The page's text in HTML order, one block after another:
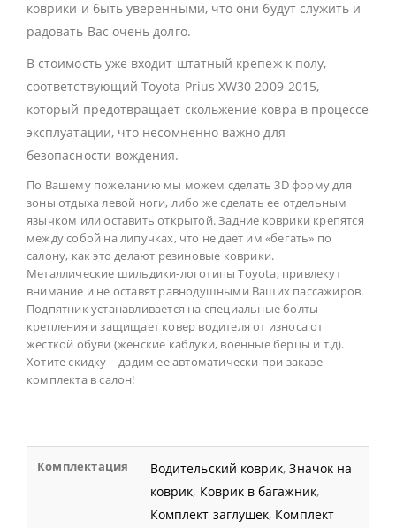
коврики и быть уверенными, что они будут служить и
радовать Вас очень долго.
В стоимость уже входит штатный крепеж к полу,
соответствующий Toyota Prius XW30 2009-2015,
который предотвращает скольжение ковра в процессе
эксплуатации, что несомненно важно для
безопасности вождения.
По Вашему пожеланию мы можем сделать 3D форму для
зоны отдыха левой ноги, либо же сделать ее отдельным
язычком или оставить открытой. Задние коврики крепятся
между собой на липучках, что не дает им «бегать» по
салону, как это делают резиновые коврики.
Металлические шильдики-логотипы Toyota, привлекут
внимание и не оставят равнодушными Ваших пассажиров.
Подпятник устанавливается на специальные болты-
крепления и защищает ковер водителя от износа от
жесткой обуви (женские каблуки, военные берцы и т.д).
Хотите скидку – дадим ее автоматически при заказе
комплекта в салон!
Комплектация Водительский коврик,Значок на
коврик, Коврик в багажник,
Комплект заглушек, Комплект